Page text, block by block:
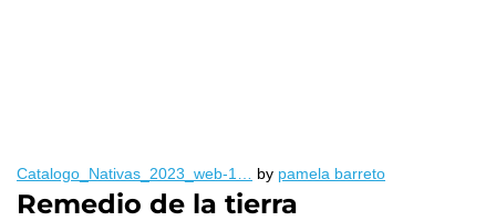
Catalogo_Nativas_2023_web-1… by pamela barreto
Remedio de la tierra